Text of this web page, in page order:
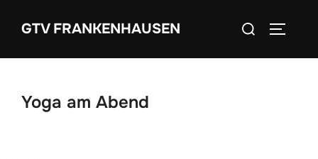
InhaltGTV FRANKENHAUSEN
Suchen
Yoga am Abend